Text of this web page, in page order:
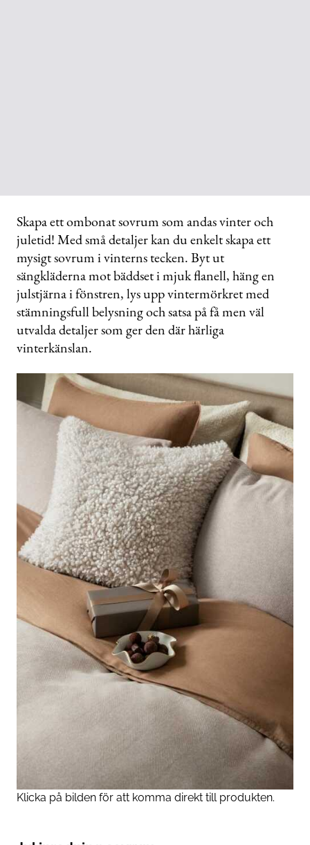
Skapa ett ombonat sovrum som andas vinter och
juletid! Med små detaljer kan du enkelt skapa ett
mysigt sovrum i vinterns tecken. Byt ut
sängkläderna mot bäddset i mjuk flanell, häng en
julstjärna i fönstren, lys upp vintermörkret med
stämningsfull belysning och satsa på få men väl
utvalda detaljer som ger den där härliga
vinterkänslan.
Klicka på bilden för att komma direkt till produkten.